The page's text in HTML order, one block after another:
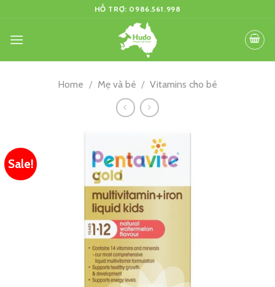
content
HỖ TRỢ: 0986.561.998
Home / Mẹ và bé / Vitamins cho bé
Sale!